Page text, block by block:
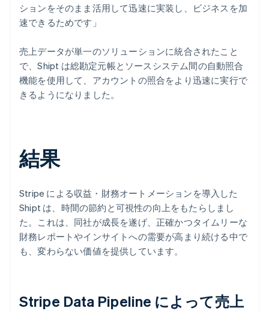
ションをそのまま活用して迅速に実装し、ビジネスを加
速できるためです」
売上データが単一のソリューションに統合されたこと
で、Shipt は総勘定元帳とソースシステム間の自動照合
機能を使用して、アカウントの照合をより迅速に実行で
きるようになりました。
結果
Stripe による収益・財務オートメーションを導入した
Shipt は、時間の節約と可視性の向上をもたらしまし
た。これは、同社が成長を遂げ、正確かつタイムリーな
財務レポートやインサイトへの需要が高まり続ける中で
も、変わらない価値を提供しています。
Stripe Data Pipeline によって売上